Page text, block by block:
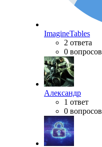
ImagineTables
2 ответа
0 вопросов
Александр
1 ответ
0 вопросов